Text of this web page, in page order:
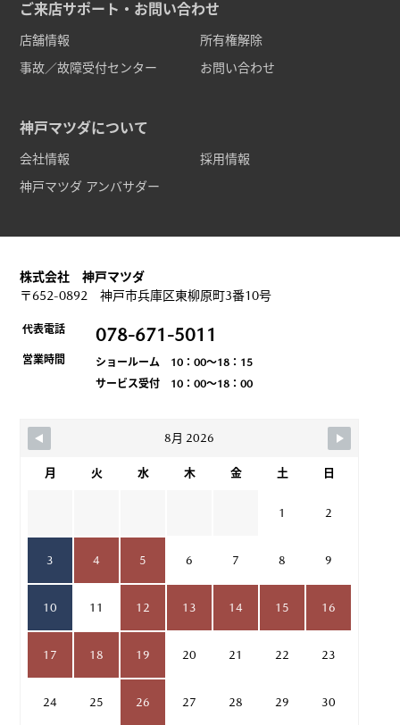
ご来店サポート・お問い合わせ
店舗情報
所有権解除
事故／故障受付センター
お問い合わせ
神戸マツダについて
会社情報
採用情報
神戸マツダ アンバサダー
株式会社 神戸マツダ
〒652-0892 神戸市兵庫区東柳原町3番10号
代表電話 078-671-5011
営業時間
ショールーム 10：00～18：15
サービス受付 10：00～18：00
8月 2026
月 火 水 木 金 土 日
1 2
3 4 5 6 7 8 9
10 11 12 13 14 15 16
17 18 19 20 21 22 23
24 25 26 27 28 29 30